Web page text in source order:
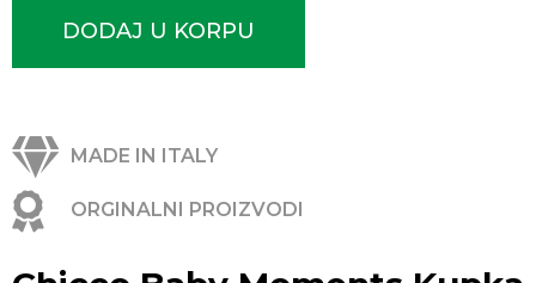
DODAJ U KORPU
MADE IN ITALY
ORGINALNI PROIZVODI